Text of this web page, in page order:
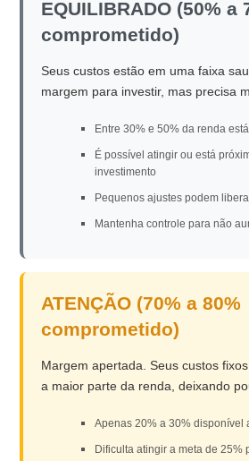
EQUILIBRADO (50% a
comprometido)
Seus custos estão em uma faixa
margem para investir, mas precisa
Entre 30% e 50% da renda
É possível atingir ou está
investimento
Pequenos ajustes podem
Mantenha controle para não
ATENÇÃO (70% a 80%
comprometido)
Margem apertada. Seus custos
a maior parte da renda, deixando
Apenas 20% a 30% disponível
Dificulta atingir a meta de 25%